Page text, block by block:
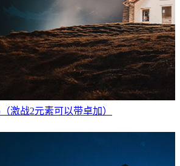
激战2元素可以带卓加）